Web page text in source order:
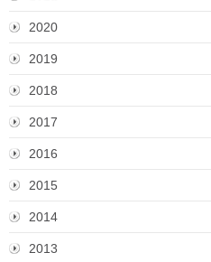
2020
2019
2018
2017
2016
2015
2014
2013